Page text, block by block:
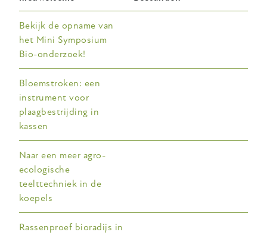
Bekijk de opname van
het Mini Symposium
Bio-onderzoek!
Bloemstroken: een
instrument voor
plaagbestrijding in
kassen
Naar een meer agro-
ecologische
teelttechniek in de
koepels
Rassenproef bioradijs in